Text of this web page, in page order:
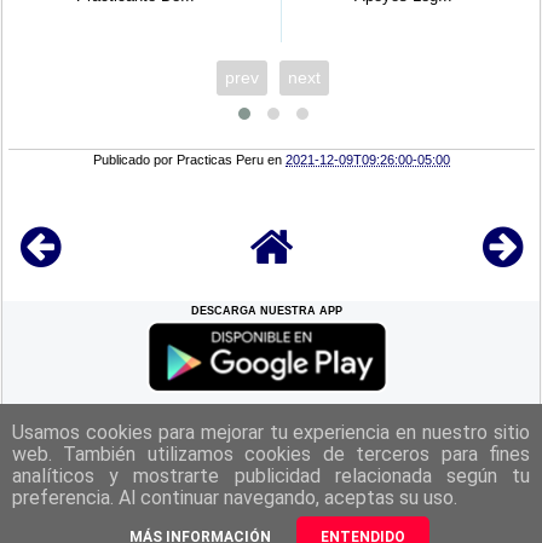
prev next
Publicado porPracticas Peru en2021-12-09T09:26:00-05:00
DESCARGA NUESTRA APP
REGRESAR A LACIMA
|Politica de Privacidad|Aviso Legal| Términos y Condiciones
|
Contacto|
Derechos Reservados Practicas Perú 2025
Usamos cookies para mejorar tu experiencia en nuestro sitio
web. También utilizamos cookies de terceros para fines
analíticos y mostrarte publicidad relacionada según tu
preferencia. Al continuar navegando, aceptas su uso.
MÁS INFORMACIÓN ENTENDIDO